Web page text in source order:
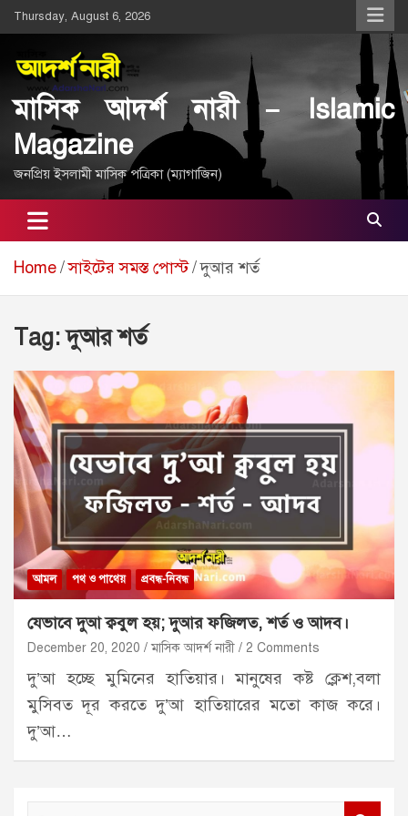
Skip
to
content
Thursday, August 6, 2026
মাসিক আদর্শ নারী – Islamic
Magazine
জনপ্রিয় ইসলামী মাসিক পত্রিকা (ম্যাগাজিন)
Home সাইটের সমস্ত পোস্ট দুআর শর্ত
Tag:দুআর শর্ত
আমল পথ ও পাথেয় প্রবন্ধ-নিবন্ধ
যেভাবে দুআ ক্ববুল হয়; দুআর ফজিলত, শর্ত ও আদব।
December 20, 2020 মাসিক আদর্শ নারী 2 Comments
দু’আ হচ্ছে মুমিনের হাতিয়ার। মানুষের কষ্ট ক্লেশ,বলা
মুসিবত দূর করতে দু’আ হাতিয়ারের মতো কাজ করে।
দু’আ…